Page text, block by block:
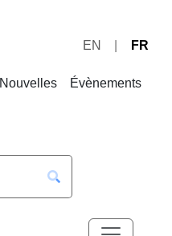
EN FR
Nouvelles Évènements